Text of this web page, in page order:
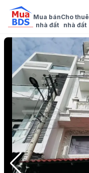
Mua bán
nhà đất
Cho thuê
nhà đất